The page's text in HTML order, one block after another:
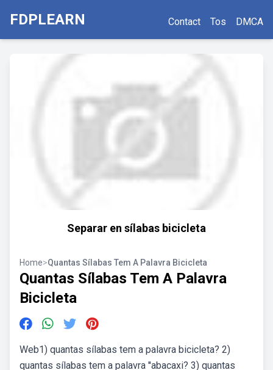
FDPLEARN Contact Tos DMCA
Separar en sílabas bicicleta
Home>Quantas Sílabas Tem A Palavra Bicicleta
Quantas Sílabas Tem A Palavra
Bicicleta
Web1) quantas sílabas tem a palavra bicicleta? 2)
quantas sílabas tem a palavra ''abacaxi? 3) quantas